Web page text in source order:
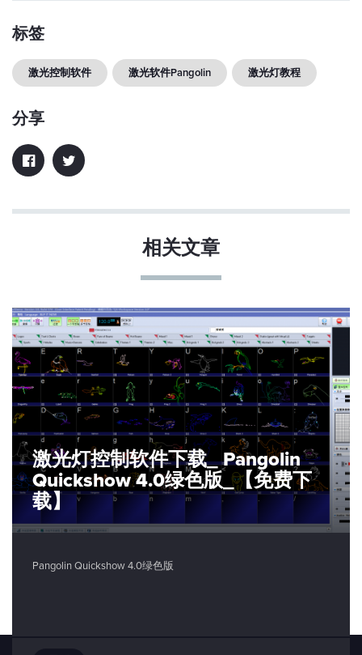
标签
激光控制软件 激光软件Pangolin 激光灯教程
分享
相关文章
激光灯控制软件下载_ Pangolin
Quickshow 4.0绿色版_【免费下
载】
Pangolin Quickshow 4.0绿色版